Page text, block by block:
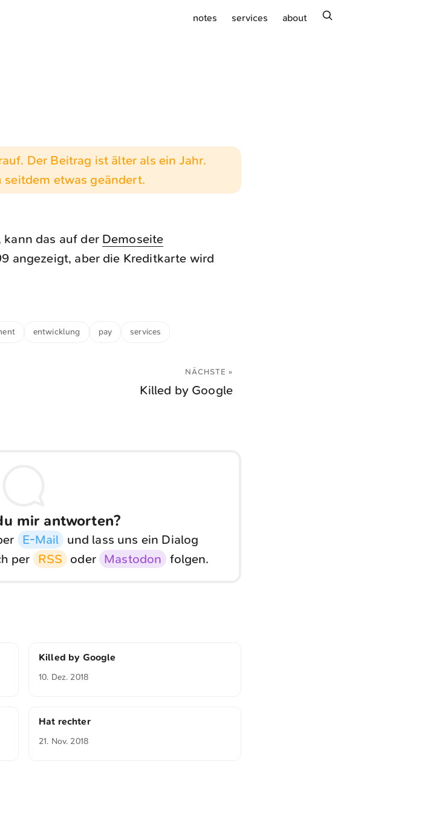
notes services about
Der Beitrag ist älter als ein Jahr.
etwas geändert.
kann das auf der Demoseite
angezeigt, aber die Kreditkarte wird
entwicklung pay services
NÄCHSTE »
Killed by Google
mir antworten?
E-Mail
und lass uns ein Dialog
per
RSS oder Mastodon folgen.
Killed by Google
10. Dez. 2018
Hat rechter
21. Nov. 2018